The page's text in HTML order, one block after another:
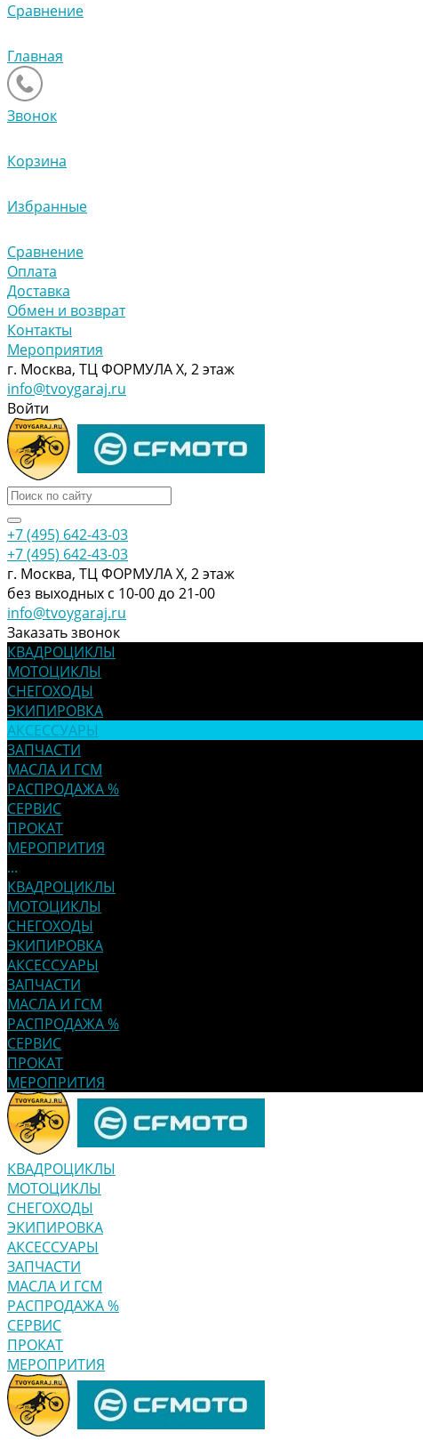
Сравнение
Главная
Звонок
Корзина
Избранные
Сравнение
Оплата
Доставка
Обмен и возврат
Контакты
Мероприятия
г. Москва, ТЦ ФОРМУЛА Х, 2 этаж
info@tvoygaraj.ru
Войти
+7 (495) 642-43-03
+7 (495) 642-43-03
г. Москва, ТЦ ФОРМУЛА Х, 2 этаж
без выходных с 10-00 до 21-00
info@tvoygaraj.ru
Заказать звонок
КВАДРОЦИКЛЫ
МОТОЦИКЛЫ
СНЕГОХОДЫ
ЭКИПИРОВКА
АКСЕССУАРЫ
ЗАПЧАСТИ
МАСЛА И ГСМ
РАСПРОДАЖА %
СЕРВИС
ПРОКАТ
МЕРОПРИТИЯ
...
КВАДРОЦИКЛЫ
МОТОЦИКЛЫ
СНЕГОХОДЫ
ЭКИПИРОВКА
АКСЕССУАРЫ
ЗАПЧАСТИ
МАСЛА И ГСМ
РАСПРОДАЖА %
СЕРВИС
ПРОКАТ
МЕРОПРИТИЯ
КВАДРОЦИКЛЫ
МОТОЦИКЛЫ
СНЕГОХОДЫ
ЭКИПИРОВКА
АКСЕССУАРЫ
ЗАПЧАСТИ
МАСЛА И ГСМ
РАСПРОДАЖА %
СЕРВИС
ПРОКАТ
МЕРОПРИТИЯ